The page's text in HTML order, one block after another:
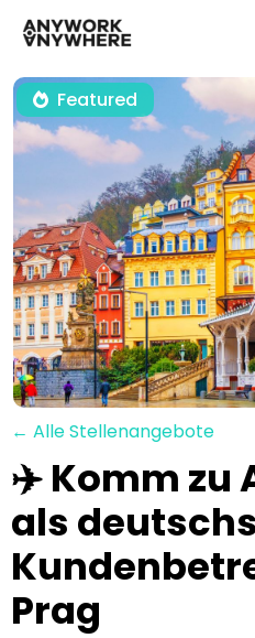
Featured
← Alle Stellenangebote
✈️ Komm zu
als
Prag